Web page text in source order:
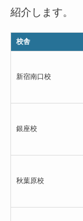
紹介します。
校舎
新宿南口校
銀座校
秋葉原校